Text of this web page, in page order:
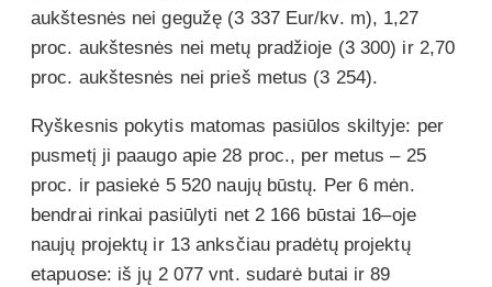
aukštesnės nei gegužę (3 337 Eur/kv. m), 1,27
proc. aukštesnės nei metų pradžioje (3 300) ir 2,70
proc. aukštesnės nei prieš metus (3 254).
Ryškesnis pokytis matomas pasiūlos skiltyje: per
pusmetį ji paaugo apie 28 proc., per metus – 25
proc. ir pasiekė 5 520 naujų būstų. Per 6 mėn.
bendrai rinkai pasiūlyti net 2 166 būstai 16–oje
naujų projektų ir 13 anksčiau pradėtų projektų
etapuose: iš jų 2 077 vnt. sudarė butai ir 89